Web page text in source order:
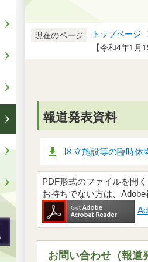
現在のページ トップページ
【令和4年1月
報道発表資料
区立施設等の臨時休
PDF形式のファイルを開
お持ちでない方は、
お問い合わせ（報道